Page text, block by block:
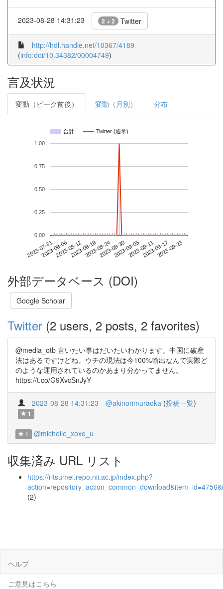
2023-08-28 14:31:23 2 + 2 Twitter
http://hdl.handle.net/10367/4189
(info:doi/10.34382/00004749)
言及状況
変動（ピーク前後） 変動（月別） 分布
合計 Twitter (通常)
2023-07-312023-08-062023-08-122023-08-182023-08-242023-08-302023-09-052023-09-112023-09-172023-09-23
0.00
0.25
0.50
0.75
1.00
外部データベース (DOI)
Google Scholar
Twitter (2 users, 2 posts, 2 favorites)
@media_otb 言いたい事はだいたいわかります。中国に破産
法はあるですけどね。ウチの現法は今100%輸出なんで実際ど
のような運用されているのかあまり分かってません。
https://t.co/G9XvcSnJyY
2023-08-28 14:31:23 @akinorimuraoka (投稿一覧)
1
1 @michelle_xoxo_u
収集済み URL リスト
https://ritsumei.repo.nii.ac.jp/index.php?
(2)
ヘルプ
ご意見はこちら